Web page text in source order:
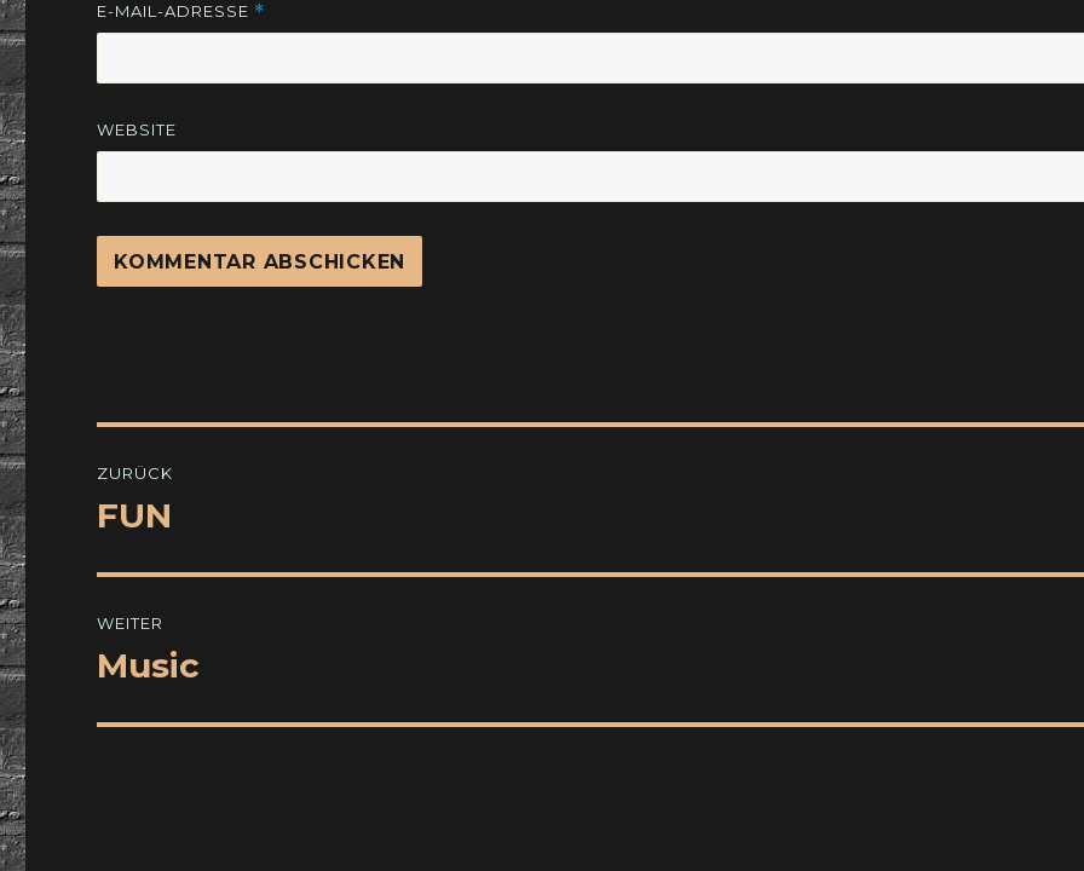
E-MAIL-ADRESSE *
WEBSITE
ZURÜCK
Vorheriger
FUN
WEITER
Nächster
Music